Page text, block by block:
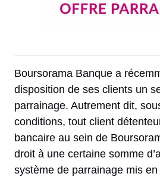
Boursorama Banque a
disposition de ses clients un
parrainage. Autrement dit,
conditions, tout client
bancaire au sein de
droit à une certaine somme
système de parrainage mis en